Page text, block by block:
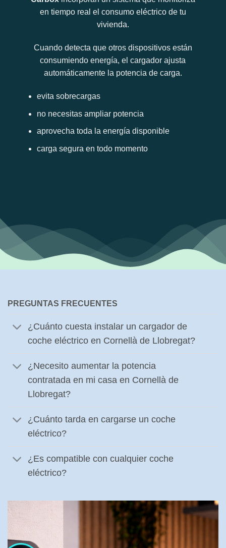
en tiempo real el consumo eléctrico de tu
vivienda.
Cuando detecta que otros dispositivos están
consumiendo energía, el cargador ajusta
automáticamente la potencia de carga.
evita sobrecargas
no necesitas ampliar potencia
aprovecha toda la energía disponible
carga segura en todo momento
PREGUNTAS FRECUENTES
¿Cuánto cuesta instalar un cargador de
coche eléctrico en Cornellà de Llobregat?
¿Necesito aumentar la potencia
contratada en mi casa en Cornellà de
Llobregat?
¿Cuánto tarda en cargarse un coche
eléctrico?
¿Es compatible con cualquier coche
eléctrico?